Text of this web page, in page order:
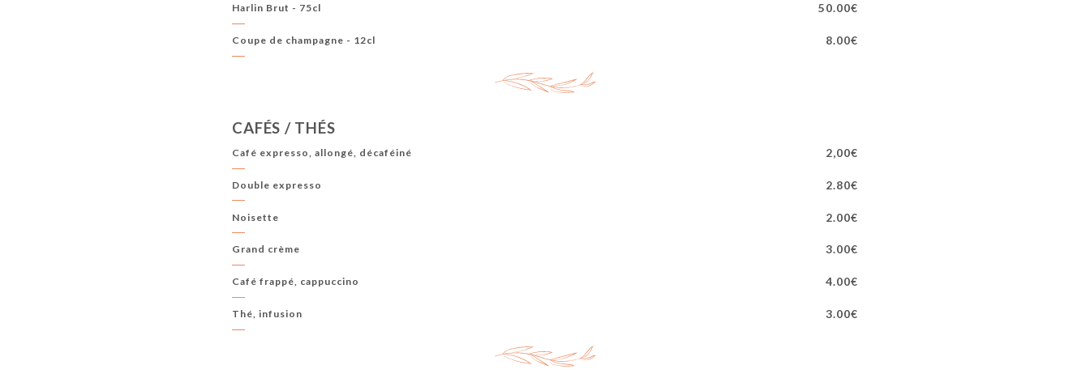
Harlin Brut - 75cl 50.00€
Coupe de champagne - 12cl 8.00€
CAFÉS / THÉS
Café expresso, allongé, décaféiné 2,00€
Double expresso 2.80€
Noisette 2.00€
Grand crème 3.00€
Café frappé, cappuccino 4.00€
Thé, infusion 3.00€